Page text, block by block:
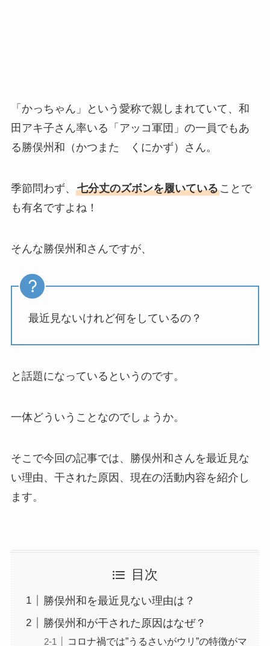
「かっちゃん」という愛称で親しまれていて、和
田アキ子さん率いる「アッコ軍団」の一員でもあ
る勝俣州和（かつまた くにかず）さん。
季節問わず、 七分丈のズボンを履いていることで
も有名ですよね！
そんな勝俣州和さんですが、
最近見ないけれど何をしているの？
と話題になっているというのです。
一体どういうことなのでしょうか。
そこで今回の記事では、勝俣州和さんを最近見な
い理由、干された原因、現在の活動内容を紹介し
ます。
目次
勝俣州和を最近見ない理由は？
勝俣州和が干された原因はなぜ？
コロナ禍では”うるさいがウリ”の特徴がマ